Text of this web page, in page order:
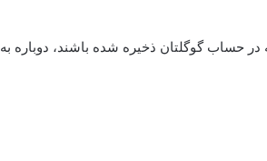
حساب گوگلتان ذخیره شده باشند، دوباره به